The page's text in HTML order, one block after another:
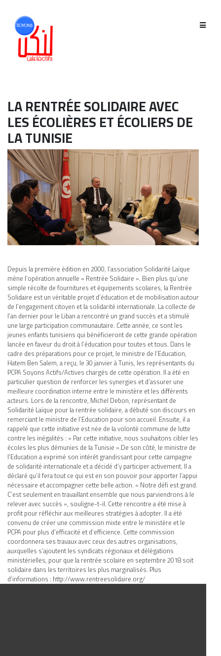
HISTORIQUE
PHASE 2019-2022
PHASE 2022-2025
MÉDIA
COMMUNIQUÉ DE PRESSE
PÔLE ISP/ESS
PÔLE ÉDUCATION
LA RENTRÉE SOLIDAIRE AVEC
LES ÉCOLIÈRES ET ÉCOLIERS DE
LA TUNISIE
Depuis la première édition en 2000, l’association Solidarité Laïque
mène l’opération annuelle « Rentrée Solidaire ». Bien plus qu’une
simple récolte de fournitures et équipements scolaires, la Rentrée
Solidaire est un véritable projet d’éducation et de mobilisation autour
de l’engagement citoyen et la solidarité internationale. La collecte de
l’an dernier pour le Liban a rencontré un grand succès et a stimulé
une large participation communautaire. Cette année, ce sont les
jeunes enfants tunisiens qui bénéficieront de cette grande opération
lancée en faveur du droit à l’éducation pour toutes et tous. Dans le
cadre des préparations pour ce projet, le ministre de l’Education,
Hatem Ben Salem, a reçu, le 30 janvier à Tunis, les représentants du
PCPA Soyons Actifs/Actives chargés de cette opération. Il a été en
particulier question de renforcer les synergies et d’assurer une
meilleure coordination interne entre le ministère et les différents
acteurs. Lors de la rencontre, Michel Debon, représentant de
Solidarité Laïque pour la rentrée solidaire, a débuté son discours en
remerciant le ministre de l’Education pour son accueil. Ensuite, il a
rappelé que cette initiative est née de la volonté commune de lutte
contre les inégalités : « Par cette initiative, nous souhaitons cibler les
écoles les plus démunies de la Tunisie ».De son côté, le ministre de
l’Education a exprimé son intérêt grandissant pour cette campagne
de solidarité internationale et a décidé d’y participer activement. Il a
déclaré qu’il fera tout ce qui est en son pouvoir pour apporter l’appui
nécessaire et accompagner cette belle action. « Notre défi est grand.
C’est seulement en travaillant ensemble que nous parviendrons à le
relever avec succès », souligne-t-il. Cette rencontre a été mise à
profit pour réfléchir aux meilleures stratégies à adopter. Il a été
convenu de créer une commission mixte entre le ministère et le
PCPA pour plus d’efficacité et d’efficience. Cette commission
coordonnera ses travaux avec ceux des autres organisations,
auxquelles s’ajoutent les syndicats régionaux et délégations
ministérielles, pour que la rentrée scolaire en septembre 2018 soit
solidaire dans les territoires les plus marginalisés. Plus
d’informations : http://www.rentreesolidaire.org/